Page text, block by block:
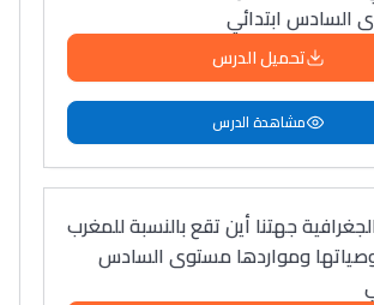
السادس ابتدائي
تحميل الدرس
مشاهدة الدرس
جهتنا أين تقع بالنسبة للمغرب
ومواردها مستوى السادس